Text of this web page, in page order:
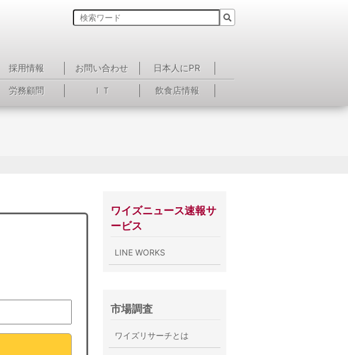
採用情報 お問い合わせ
日本人にPR
労務顧問 ＩＴ 飲食店情報
ワイズニュース速報サ
ービス
LINE WORKS
市場調査
ワイズリサーチとは